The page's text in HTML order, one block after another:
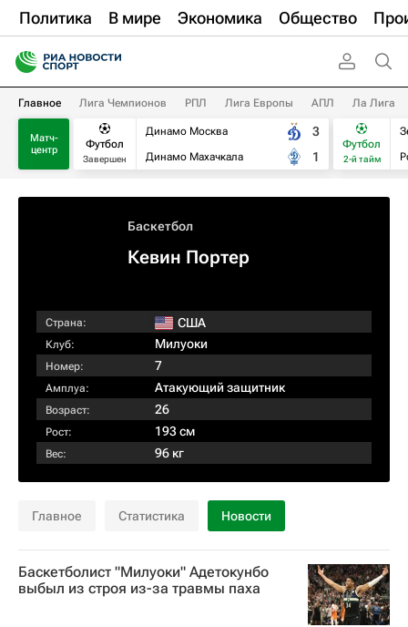
Политика В мире Экономика Общество
Главное Лига Чемпионов РПЛ Лига Европы АПЛ Ла Лига
Матч-
центр
Футбол
Завершен
Динамо Москва
Динамо Махачкала
3
1
Футбол
2-й тайм
Баскетбол
Кевин Портер
Страна: США
Клуб: Милуоки
Номер: 7
Амплуа: Атакующий защитник
Возраст: 26
Рост: 193 см
Вес: 96 кг
Главное Статистика Новости
Баскетболист "Милуоки" Адетокунбо
выбыл из строя из-за травмы паха